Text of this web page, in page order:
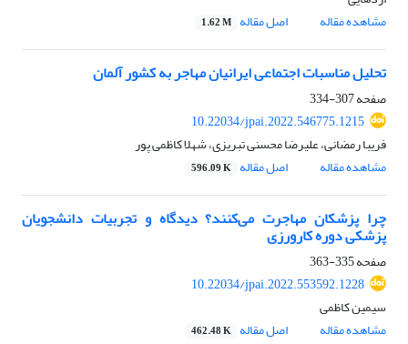
مشاهده مقاله
اصل مقاله 1.62 M
تحلیل مناسبات اجتماعی ایرانیان مهاجر به کشور آلمان
صفحه307-334
10.22034/jpai.2022.546775.1215
فریبا رمضانی، علیرضا محسنی تبریزی، شهلا کاظمی پور
مشاهده مقاله
اصل مقاله 596.09 K
چرا پزشکان مهاجرت می‌کنند؟ دیدگاه و تجربیات دانشجویان
پزشکی دوره کارورزی
صفحه335-363
10.22034/jpai.2022.553592.1228
سیمین کاظمی
مشاهده مقاله
اصل مقاله 462.48 K